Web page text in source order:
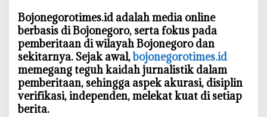
Bojonegorotimes.id adalah media online
berbasis di Bojonegoro, serta fokus pada
pemberitaan di wilayah Bojonegoro dan
sekitarnya. Sejak awal,bojonegorotimes.id
memegang teguh kaidah jurnalistik dalam
pemberitaan, sehingga aspek akurasi, disiplin
verifikasi, independen, melekat kuat di setiap
berita.